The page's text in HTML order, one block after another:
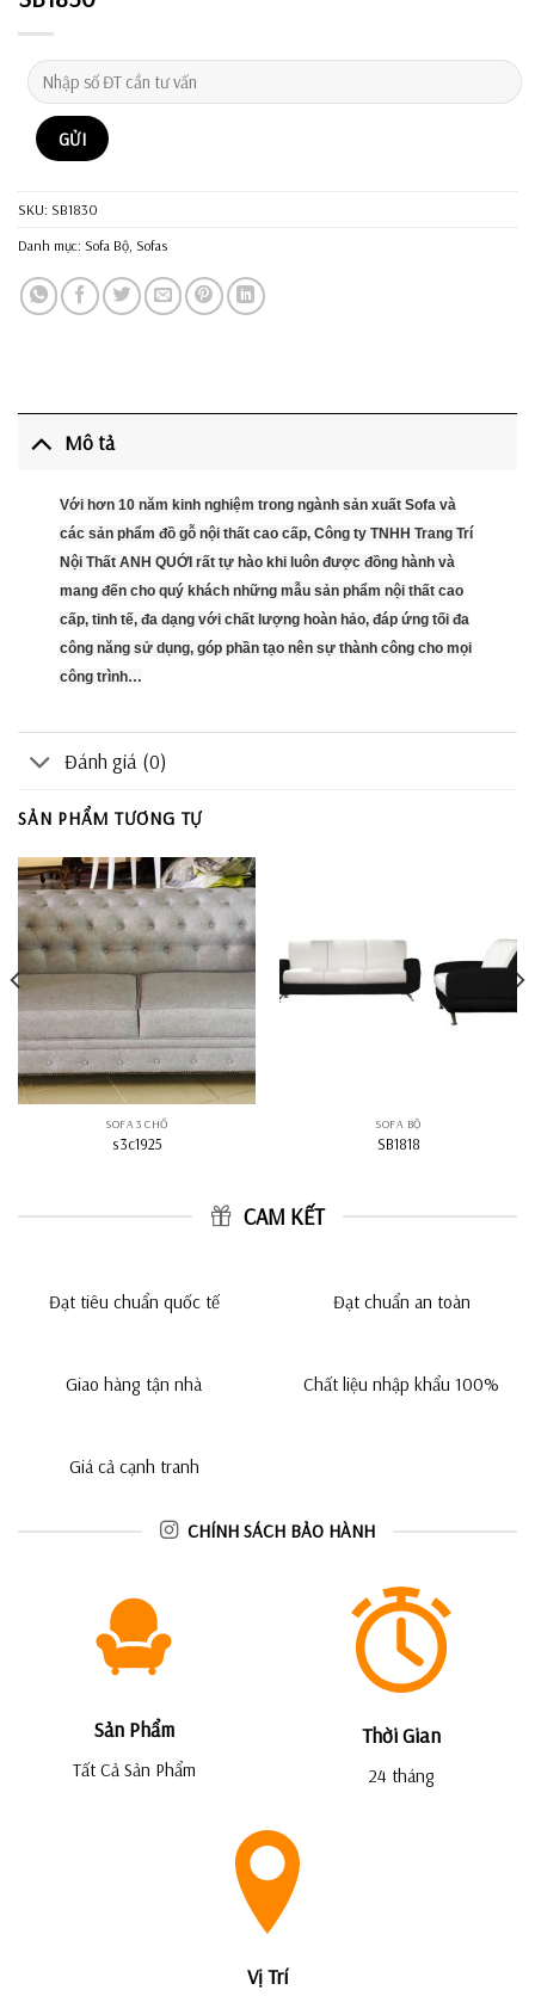
SKU: SB1830
Danh mục: Sofa Bộ Sofas
Mô tả
Với hơn 10 năm kinh nghiệm trong ngành sản xuất Sofa và
các sản phẩm đồ gỗ nội thất cao cấp, Công ty TNHH Trang Trí
Nội Thất ANH QUỚI rất tự hào khi luôn được đồng hành và
mang đến cho quý khách những mẫu sản phẩm nội thất cao
cấp, tinh tế, đa dạng với chất lượng hoàn hảo, đáp ứng tối đa
công năng sử dụng, góp phần tạo nên sự thành công cho mọi
công trình…
Đánh giá (0)
SẢN PHẨM TƯƠNG TỰ
SOFA 3 CHỔ
s3c1925
SOFA BỘ
SB1818
CAM KẾT
Đạt tiêu chuẩn quốc tế Đạt chuẩn an toàn
Giao hàng tận nhà Chất liệu nhập khẩu 100%
Giá cả cạnh tranh
CHÍNH SÁCH BẢO HÀNH
Sản Phẩm
Tất Cả Sản Phẩm
Thời Gian
24 tháng
Vị Trí